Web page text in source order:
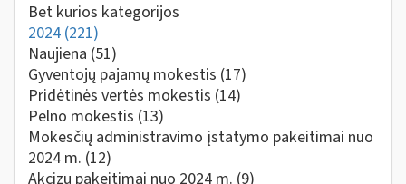
Bet kurios kategorijos
2024 (221)
Naujiena (51)
Gyventojų pajamų mokestis (17)
Pridėtinės vertės mokestis (14)
Pelno mokestis (13)
Mokesčių administravimo įstatymo pakeitimai nuo
2024 m. (12)
Akcizų pakeitimai nuo 2024 m. (9)